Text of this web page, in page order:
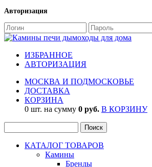
Авторизация
ИЗБРАННОЕ
АВТОРИЗАЦИЯ
МОСКВА И ПОДМОСКОВЬЕ
ДОСТАВКА
КОРЗИНА
0 шт. на сумму 0 руб. В КОРЗИНУ
КАТАЛОГ ТОВАРОВ
Камины
Бренды